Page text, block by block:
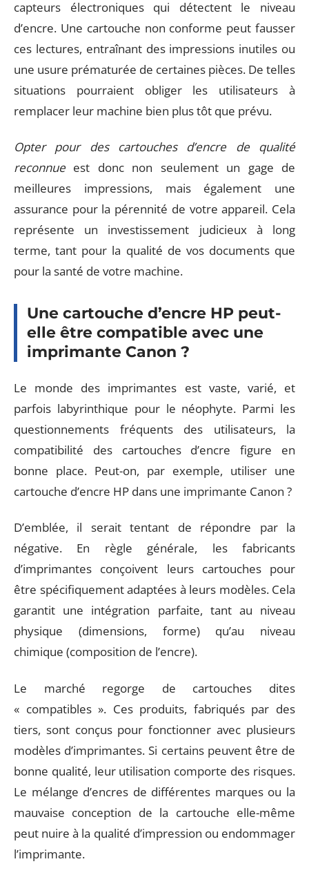
capteurs électroniques qui détectent le niveau
d’encre. Une cartouche non conforme peut fausser
ces lectures, entraînant des impressions inutiles ou
une usure prématurée de certaines pièces. De telles
situations pourraient obliger les utilisateurs à
remplacer leur machine bien plus tôt que prévu.
Opter pour des cartouches d’encre de qualité
reconnue est donc non seulement un gage de
meilleures impressions, mais également une
assurance pour la pérennité de votre appareil. Cela
représente un investissement judicieux à long
terme, tant pour la qualité de vos documents que
pour la santé de votre machine.
Une cartouche d’encre HP peut-
elle être compatible avec une
imprimante Canon ?
Le monde des imprimantes est vaste, varié, et
parfois labyrinthique pour le néophyte. Parmi les
questionnements fréquents des utilisateurs, la
compatibilité des cartouches d’encre figure en
bonne place. Peut-on, par exemple, utiliser une
cartouche d’encre HP dans une imprimante Canon ?
D’emblée, il serait tentant de répondre par la
négative. En règle générale, les fabricants
d’imprimantes conçoivent leurs cartouches pour
être spécifiquement adaptées à leurs modèles. Cela
garantit une intégration parfaite, tant au niveau
physique (dimensions, forme) qu’au niveau
chimique (composition de l’encre).
Le marché regorge de cartouches dites
« compatibles ». Ces produits, fabriqués par des
tiers, sont conçus pour fonctionner avec plusieurs
modèles d’imprimantes. Si certains peuvent être de
bonne qualité, leur utilisation comporte des risques.
Le mélange d’encres de différentes marques ou la
mauvaise conception de la cartouche elle-même
peut nuire à la qualité d’impression ou endommager
l’imprimante.